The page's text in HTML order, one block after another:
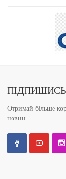
Отримай більше
новин